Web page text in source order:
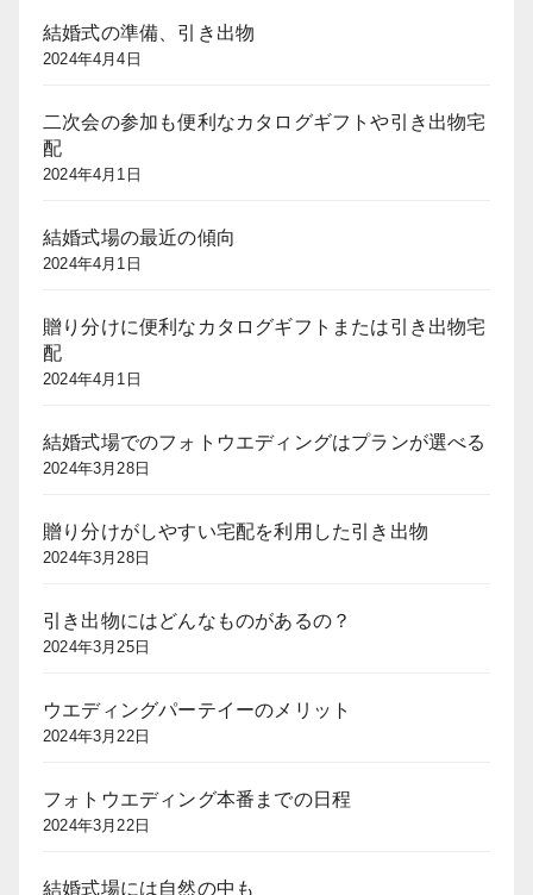
結婚式の準備、引き出物
2024年4月4日
二次会の参加も便利なカタログギフトや引き出物宅
配
2024年4月1日
結婚式場の最近の傾向
2024年4月1日
贈り分けに便利なカタログギフトまたは引き出物宅
配
2024年4月1日
結婚式場でのフォトウエディングはプランが選べる
2024年3月28日
贈り分けがしやすい宅配を利用した引き出物
2024年3月28日
引き出物にはどんなものがあるの？
2024年3月25日
ウエディングパーテイーのメリット
2024年3月22日
フォトウエディング本番までの日程
2024年3月22日
結婚式場には自然の中も